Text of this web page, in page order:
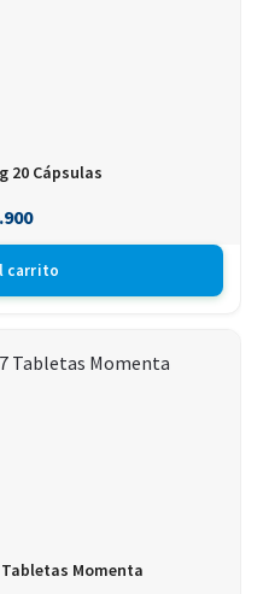
20 Cápsulas
carrito
Momenta